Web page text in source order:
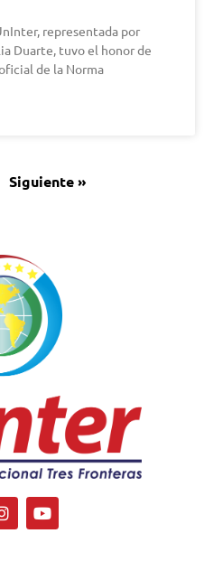
representada por
Duarte, tuvo el honor de
de la Norma
Siguiente »